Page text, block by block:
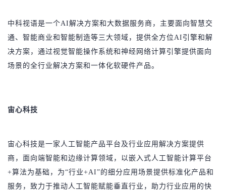
的
课
我
的
证
我
实
的
藏
技
持
的
建
中科视语是一个AI解决方案和大数据服务商，主要面向智慧交
通、智能商业和智能制造等三大领域，提供全方位AI引擎和解
决方案，通过视觉智能操作系统和神经网络计算引擎提供面向
场景的全行业解决方案和一体化软硬件产品。
宙心科技
宙心科技是一家人工智能产品平台及行业应用解决方案提供
商，面向端智能和边缘计算领域，以嵌入式人工智能计算平台
+算法为基础，为“行业+AI”的细分应用场景提供标准化产品和
服务，致力于推动人工智能赋能垂直行业，助力行业应用的快